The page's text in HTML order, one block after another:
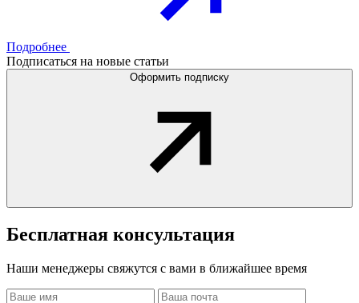
Подробнее
Подписаться на новые статьи
Оформить подписку
Бесплатная консультация
Наши менеджеры свяжутся с вами в ближайшее время